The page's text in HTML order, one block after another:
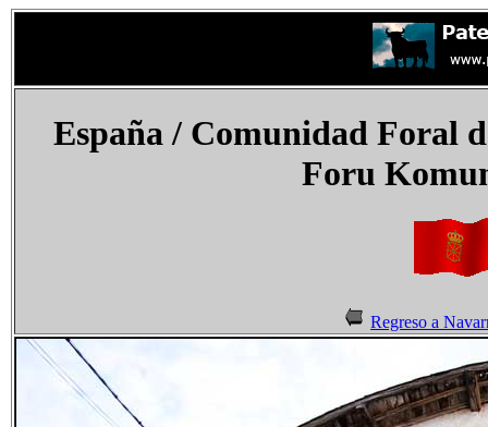
España/ Comunidad Foral
Foru
Regreso a